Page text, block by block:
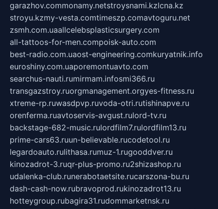
garazhov.commonamy.netstroysnami.kzlcna.kz
stroyu.kzmy-vesta.comtimeszp.comavtoguru.net
zsmh.com.uaallcelebsplasticsurgery.com
all-tattoos-for-men.compoisk-auto.com
best-radio.com.uaost-engineering.comkuryatnik.info
euroshiny.com.uaporemontuavto.com
searchus-nauti.rumirmam.infosmi366.ru
transgazstroy.ruorgmanagement.orgyes-fitness.ru
xtreme-rp.ruwasdpvp.ruvoda-otri.rutishinapve.ru
orenferma.ruavtoservis-avgust.rulord-tv.ru
backstage-682-music.rulordfilm7.rulordfilm13.ru
prime-cars63.ruun-believable.rucodetool.ru
legardoauto.rulithasa.rumuz-1.rugooddver.ru
kinozadrot-3.ruqr-plus-promo.ru2shizashop.ru
udalenka-club.runerabotaetsite.rucarszona-bu.ru
dash-cash-now.rubravoprod.rukinozadrot13.ru
hotteygroup.rubagira31.rudommarketnsk.ru